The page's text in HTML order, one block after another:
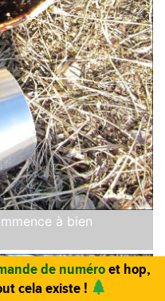
à bien
aimez le magazine ?